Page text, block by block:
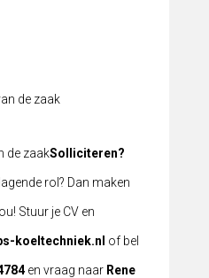
de zaak
de zaakSolliciteren?
rol? Dan maken
Stuur je CV en
koeltechniek.nl of bel
en vraag naar Rene